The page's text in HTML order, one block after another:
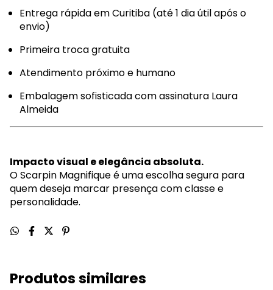
Entrega rápida em Curitiba (até 1 dia útil após o
envio)
Primeira troca gratuita
Atendimento próximo e humano
Embalagem sofisticada com assinatura Laura
Almeida
Impacto visual e elegância absoluta.
O Scarpin Magnifique é uma escolha segura para
quem deseja marcar presença com classe e
personalidade.
Produtos similares